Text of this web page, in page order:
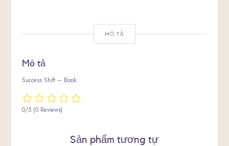
MÔ TẢ
Mô tả
Success Shift – Book
0/5 (0 Reviews)
Sản phẩm tương tự